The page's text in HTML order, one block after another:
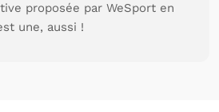
proposée par WeSport en
une, aussi !